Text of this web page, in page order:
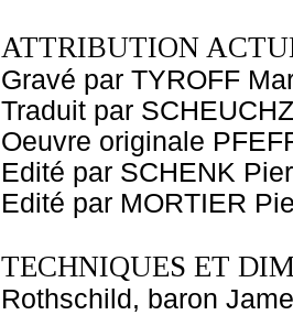
ATTRIBUTION
Gravé par TYROFF
Traduit par
Oeuvre originale
Edité par SCHENK
Edité par MORTIER
TECHNIQUES ET
Rothschild, baron